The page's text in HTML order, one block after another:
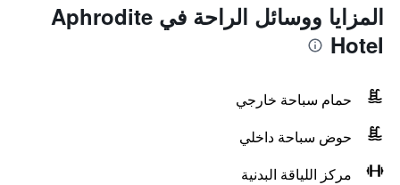
المزايا ووسائل الراحة في Aphrodite
Hotel
حمام سباحة خارجي
حوض سباحة داخلي
مركز اللياقة البدنية